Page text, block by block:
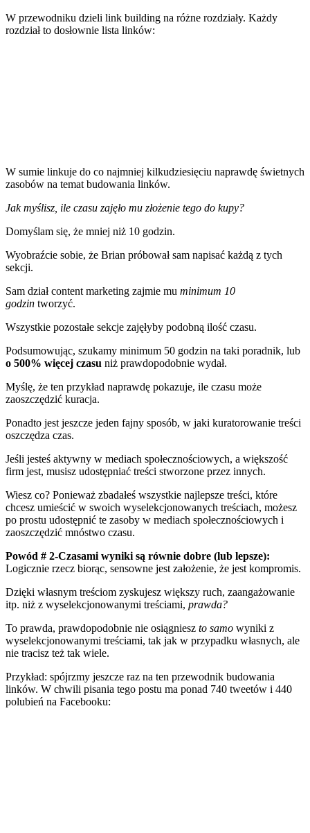
W przewodniku dzieli link building na różne rozdziały. Każdy
rozdział to dosłownie lista linków:
W sumie linkuje do co najmniej kilkudziesięciu naprawdę świetnych
zasobów na temat budowania linków.
Jak myślisz, ile czasu zajęło mu złożenie tego do kupy?
Domyślam się, że mniej niż 10 godzin.
Wyobraźcie sobie, że Brian próbował sam napisać każdą z tych
sekcji.
Sam dział content marketing zajmie mu minimum 10
godzin tworzyć.
Wszystkie pozostałe sekcje zajęłyby podobną ilość czasu.
Podsumowując, szukamy minimum 50 godzin na taki poradnik, lub
o 500% więcej czasu niż prawdopodobnie wydał.
Myślę, że ten przykład naprawdę pokazuje, ile czasu może
zaoszczędzić kuracja.
Ponadto jest jeszcze jeden fajny sposób, w jaki kuratorowanie treści
oszczędza czas.
Jeśli jesteś aktywny w mediach społecznościowych, a większość
firm jest, musisz udostępniać treści stworzone przez innych.
Wiesz co? Ponieważ zbadałeś wszystkie najlepsze treści, które
chcesz umieścić w swoich wyselekcjonowanych treściach, możesz
po prostu udostępnić te zasoby w mediach społecznościowych i
zaoszczędzić mnóstwo czasu.
Powód # 2-Czasami wyniki są równie dobre (lub lepsze):
Logicznie rzecz biorąc, sensowne jest założenie, że jest kompromis.
Dzięki własnym treściom zyskujesz większy ruch, zaangażowanie
itp. niż z wyselekcjonowanymi treściami, prawda?
To prawda, prawdopodobnie nie osiągniesz to samo wyniki z
wyselekcjonowanymi treściami, tak jak w przypadku własnych, ale
nie tracisz też tak wiele.
Przykład: spójrzmy jeszcze raz na ten przewodnik budowania
linków. W chwili pisania tego postu ma ponad 740 tweetów i 440
polubień na Facebooku: